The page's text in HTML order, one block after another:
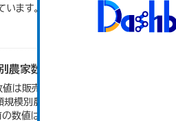
います。
農家数
値は販売農家のみ。 大仙市の統
模別農家数」のデータを参照し
数値は合併前市町村の数値を